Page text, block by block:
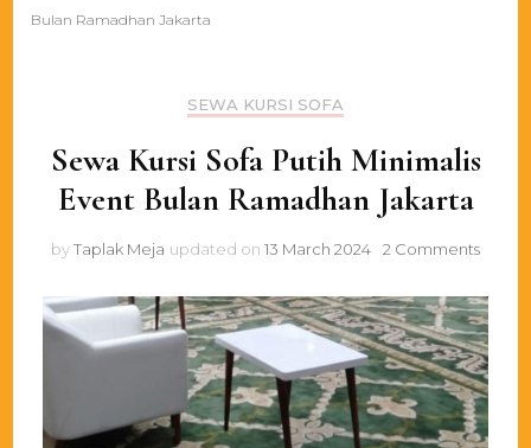
Bulan Ramadhan Jakarta
SEWA KURSI SOFA
Sewa Kursi Sofa Putih Minimalis
Event Bulan Ramadhan Jakarta
byTaplak Meja updated on 13 March 2024 2 Commentson
Kursi
Sofa
Putih
Event
Bulan